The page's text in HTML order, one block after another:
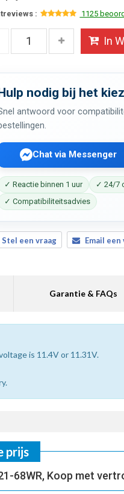
:
1125
In
nodig bij het
antwoord voor
Chat via Messenger
✓ Reactie binnen 1 uur
✓ 24/7
✓ Compatibiliteitsadvies
Stel een vraag Email
Garantie & FAQs
is 11.4V or 11.31V.
prijs
68WR, Koop met